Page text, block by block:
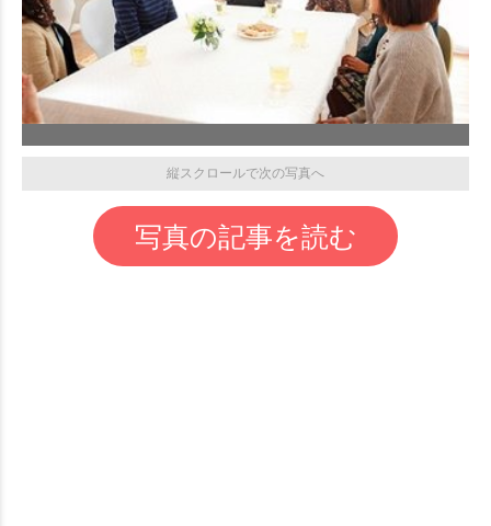
縦スクロールで次の写真へ
写真の記事を読む